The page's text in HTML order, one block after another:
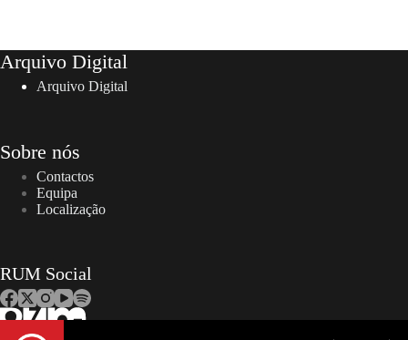
Arquivo Digital
Arquivo Digital
Sobre nós
Contactos
Equipa
Localização
RUM Social